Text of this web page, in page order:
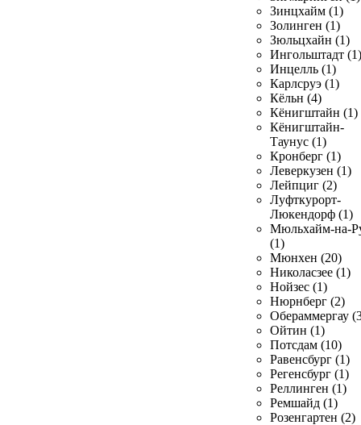
Зинцхайм (1)
Золинген (1)
Зюльцхайн (1)
Ингольштадт (1)
Инцелль (1)
Карлсруэ (1)
Кёльн (4)
Кёнигштайн (1)
Кёнигштайн-
Таунус (1)
Кронберг (1)
Леверкузен (1)
Лейпциг (2)
Луфткурорт-
Люкендорф (1)
Мюльхайм-на-
(1)
Мюнхен (20)
Николасзее (1)
Нойзес (1)
Нюрнберг (2)
Обераммергау
Ойтин (1)
Потсдам (10)
Равенсбург (1)
Регенсбург (1)
Реллинген (1)
Ремшайд (1)
Розенгартен (2)